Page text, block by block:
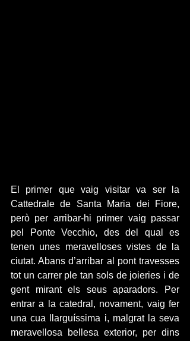
El primer que vaig visitar va ser la
Cattedrale de Santa Maria dei Fiore,
però per arribar-hi primer vaig passar
pel Ponte Vecchio, des del qual es
tenen unes meravelloses vistes de la
ciutat. Abans d’arribar al pont travesses
tot un carrer ple tan sols de joieries i de
gent mirant els seus aparadors. Per
entrar a la catedral, novament, vaig fer
una cua llarguíssima i, malgrat la seva
meravellosa bellesa exterior, per dins